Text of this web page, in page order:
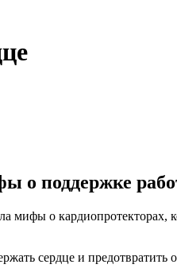
о поддержке
мифы о
сердце и предотвратить